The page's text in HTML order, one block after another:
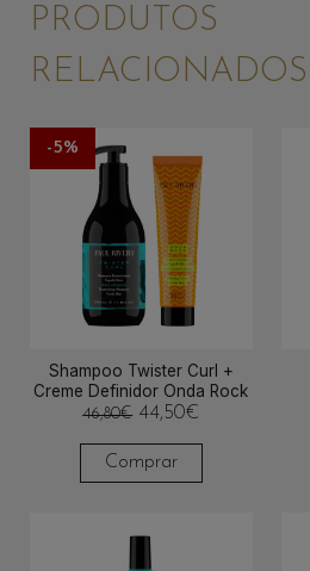
PRODUTOS
RELACIONADOS
-5%
Shampoo Twister Curl +
Creme Definidor Onda Rock
46,80€ O
original
era:
44,50€
é:
Comprar